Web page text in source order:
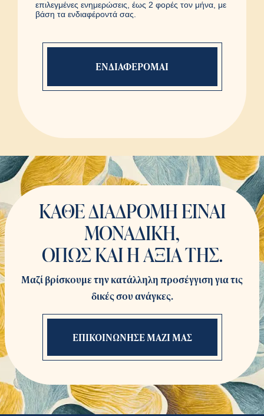
επιλεγμένες ενημερώσεις, έως 2 φορές τον μήνα, με
βάση τα ενδιαφέροντά σας.
επιτυχία
Ευχαριστούμε πολύ. Ένας
συνεργάτης μας θα έρθει σε
επαφή μαζί σας.
ΚΑΘΕ ΔΙΑΔΡΟΜΗ ΕΙΝΑΙ
ΜΟΝΑΔΙΚΗ,
ΟΠΩΣ ΚΑΙ Η ΑΞΙΑ ΤΗΣ.
Μαζί βρίσκουμε την κατάλληλη προσέγγιση για τις
δικές σου ανάγκες.
ΕΠΙΚΟΙΝΩΝΗΣΕ ΜΑΖΙ ΜΑΣ